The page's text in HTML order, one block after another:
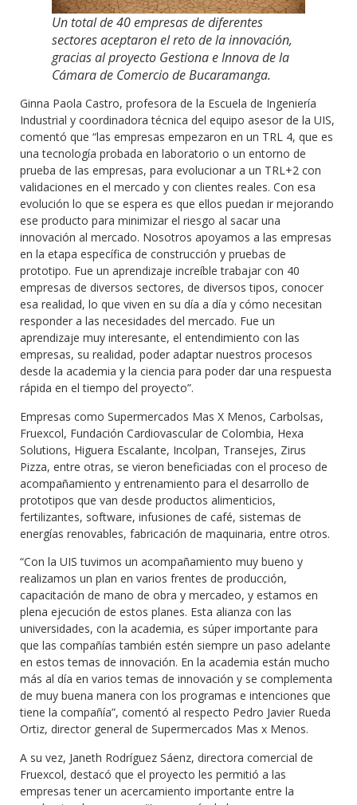
Un total de 40 empresas de diferentes
sectores aceptaron el reto de la innovación,
gracias al proyecto Gestiona e Innova de la
Cámara de Comercio de Bucaramanga.
Ginna Paola Castro, profesora de la Escuela de Ingeniería
Industrial y coordinadora técnica del equipo asesor de la UIS,
comentó que “las empresas empezaron en un TRL 4, que es
una tecnología probada en laboratorio o un entorno de
prueba de las empresas, para evolucionar a un TRL+2 con
validaciones en el mercado y con clientes reales. Con esa
evolución lo que se espera es que ellos puedan ir mejorando
ese producto para minimizar el riesgo al sacar una
innovación al mercado. Nosotros apoyamos a las empresas
en la etapa específica de construcción y pruebas de
prototipo. Fue un aprendizaje increíble trabajar con 40
empresas de diversos sectores, de diversos tipos, conocer
esa realidad, lo que viven en su día a día y cómo necesitan
responder a las necesidades del mercado. Fue un
aprendizaje muy interesante, el entendimiento con las
empresas, su realidad, poder adaptar nuestros procesos
desde la academia y la ciencia para poder dar una respuesta
rápida en el tiempo del proyecto”.
Empresas como Supermercados Mas X Menos, Carbolsas,
Fruexcol, Fundación Cardiovascular de Colombia, Hexa
Solutions, Higuera Escalante, Incolpan, Transejes, Zirus
Pizza, entre otras, se vieron beneficiadas con el proceso de
acompañamiento y entrenamiento para el desarrollo de
prototipos que van desde productos alimenticios,
fertilizantes, software, infusiones de café, sistemas de
energías renovables, fabricación de maquinaria, entre otros.
“Con la UIS tuvimos un acompañamiento muy bueno y
realizamos un plan en varios frentes de producción,
capacitación de mano de obra y mercadeo, y estamos en
plena ejecución de estos planes. Esta alianza con las
universidades, con la academia, es súper importante para
que las compañías también estén siempre un paso adelante
en estos temas de innovación. En la academia están mucho
más al día en varios temas de innovación y se complementa
de muy buena manera con los programas e intenciones que
tiene la compañía”, comentó al respecto Pedro Javier Rueda
Ortiz, director general de Supermercados Mas x Menos.
A su vez, Janeth Rodríguez Sáenz, directora comercial de
Fruexcol, destacó que el proyecto les permitió a las
empresas tener un acercamiento importante entre la